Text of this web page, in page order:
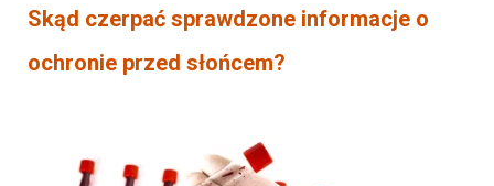
Skąd czerpać sprawdzone informacje o
ochronie przed słońcem?